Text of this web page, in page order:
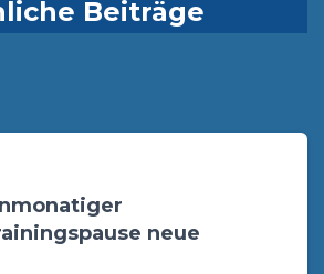
Beiträge
neue